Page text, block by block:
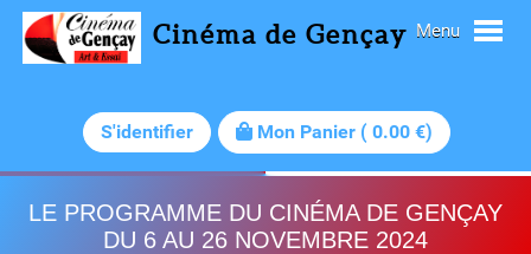
Cinéma de Gençay
S'identifier Mon Panier (0.00 €)
Menu
LE PROGRAMME DU CINÉMA DE GENÇAY
DU 6 AU 26 NOVEMBRE 2024